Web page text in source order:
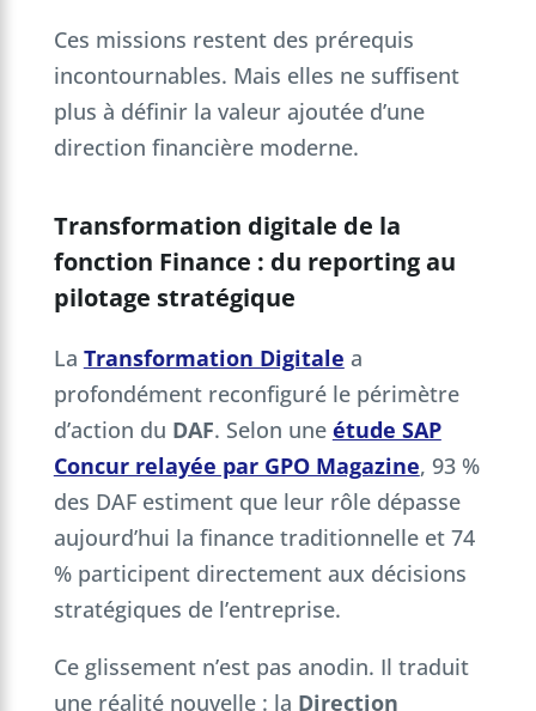
Ces missions restent des prérequis
incontournables. Mais elles ne suffisent
plus à définir la valeur ajoutée d’une
direction financière moderne.
Transformation digitale de la
fonction Finance : du reporting au
pilotage stratégique
La Transformation Digitale a
profondément reconfiguré le périmètre
d’action du DAF. Selon une étude SAP
Concur relayée par GPO Magazine, 93 %
des DAF estiment que leur rôle dépasse
aujourd’hui la finance traditionnelle et 74
% participent directement aux décisions
stratégiques de l’entreprise.
Ce glissement n’est pas anodin. Il traduit
une réalité nouvelle : la Direction